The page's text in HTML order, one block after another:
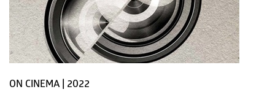
ON CINEMA | 2022